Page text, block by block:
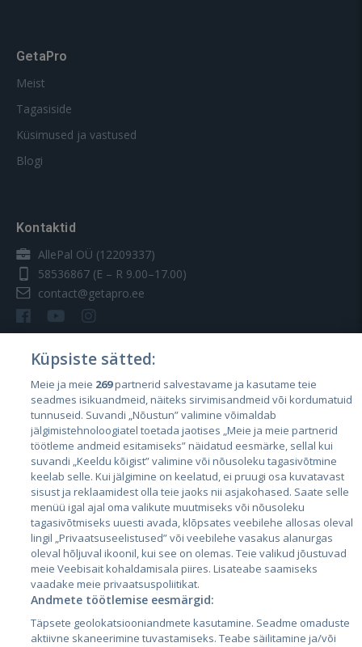
GetaPro
Meist
Tagasiside
Küsimused ja vastused
Blogi
Kontaktid
AllePal OÜ (12209337)
58536867 (E – R 9.00–17.00)
contact@getapro.ee
Riigid
Eesti
Läti
Leedu
City24.lv
City24.ee
CVbankas.lt
Kainos.lt
Küpsiste sätted:
Meie ja meie 269partnerid salvestavame ja kasutame teie
seadmes isikuandmeid, näiteks sirvimisandmeid või kordumatuid
tunnuseid. Suvandi „Nõustun” valimine võimaldab
jälgimistehnoloogiatel toetada jaotises „Meie ja meie partnerid
töötleme andmeid esitamiseks” näidatud eesmärke, sellal kui
suvandi „Keeldu kõigist” valimine või nõusoleku tagasivõtmine
keelab selle. Kui jälgimine on keelatud, ei pruugi osa kuvatavast
sisust ja reklaamidest olla teie jaoks nii asjakohased. Saate selle
menüü igal ajal oma valikute muutmiseks või nõusoleku
tagasivõtmiseks uuesti avada, klõpsates veebilehe allosas oleval
lingil „Privaatsuseelistused” või veebilehe vasakus alanurgas
oleval hõljuval ikoonil, kui see on olemas. Teie valikud jõustuvad
meie Veebisait kohaldamisala piires. Lisateabe saamiseks
vaadake meie privaatsuspoliitikat.
Andmete töötlemise eesmärgid:
Täpsete geolokatsiooniandmete kasutamine. Seadme omaduste
aktiivne skaneerimine tuvastamiseks. Teabe säilitamine ja/või